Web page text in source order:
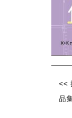
<<
品